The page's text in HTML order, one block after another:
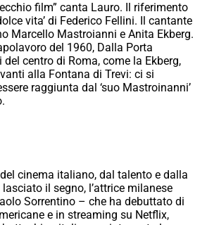
film” canta Lauro. Il riferimento
vita’ di Federico Fellini. Il cantante
Marcello Mastroianni e Anita Ekberg.
del 1960, Dalla Porta
centro di Roma, come la Ekberg,
alla Fontana di Trevi: ci si
raggiunta dal ‘suo Mastroinanni’
cinema italiano, dal talento e dalla
il segno, l’attrice milanese
Sorrentino – che ha debuttato di
e in streaming su Netflix,